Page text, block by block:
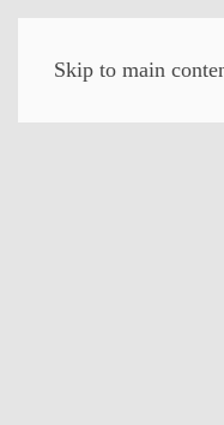
Skip to main
eLiberte